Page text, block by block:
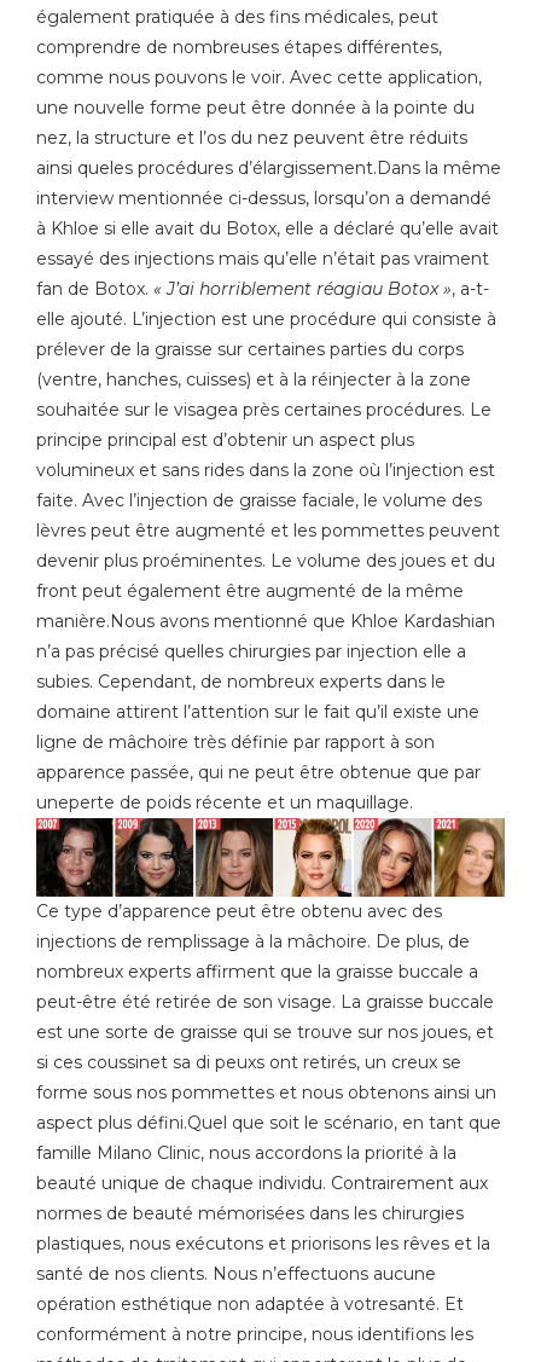
également pratiquée à des fins médicales, peut
comprendre de nombreuses étapes différentes,
comme nous pouvons le voir. Avec cette application,
une nouvelle forme peut être donnée à la pointe du
nez, la structure et l’os du nez peuvent être réduits
ainsi queles procédures d’élargissement.Dans la même
interview mentionnée ci-dessus, lorsqu’on a demandé
à Khloe si elle avait du Botox, elle a déclaré qu’elle avait
essayé des injections mais qu’elle n’était pas vraiment
fan de Botox. « J’ai horriblement réagiau Botox », a-t-
elle ajouté. L’injection est une procédure qui consiste à
prélever de la graisse sur certaines parties du corps
(ventre, hanches, cuisses) et à la réinjecter à la zone
souhaitée sur le visagea près certaines procédures. Le
principe principal est d’obtenir un aspect plus
volumineux et sans rides dans la zone où l’injection est
faite. Avec l’injection de graisse faciale, le volume des
lèvres peut être augmenté et les pommettes peuvent
devenir plus proéminentes. Le volume des joues et du
front peut également être augmenté de la même
manière.Nous avons mentionné que Khloe Kardashian
n’a pas précisé quelles chirurgies par injection elle a
subies. Cependant, de nombreux experts dans le
domaine attirent l’attention sur le fait qu’il existe une
ligne de mâchoire très définie par rapport à son
apparence passée, qui ne peut être obtenue que par
uneperte de poids récente et un maquillage.
Ce type d’apparence peut être obtenu avec des
injections de remplissage à la mâchoire. De plus, de
nombreux experts affirment que la graisse buccale a
peut-être été retirée de son visage. La graisse buccale
est une sorte de graisse qui se trouve sur nos joues, et
si ces coussinet sa di peuxs ont retirés, un creux se
forme sous nos pommettes et nous obtenons ainsi un
aspect plus défini.Quel que soit le scénario, en tant que
famille Milano Clinic, nous accordons la priorité à la
beauté unique de chaque individu. Contrairement aux
normes de beauté mémorisées dans les chirurgies
plastiques, nous exécutons et priorisons les rêves et la
santé de nos clients. Nous n’effectuons aucune
opération esthétique non adaptée à votresanté. Et
conformément à notre principe, nous identifions les